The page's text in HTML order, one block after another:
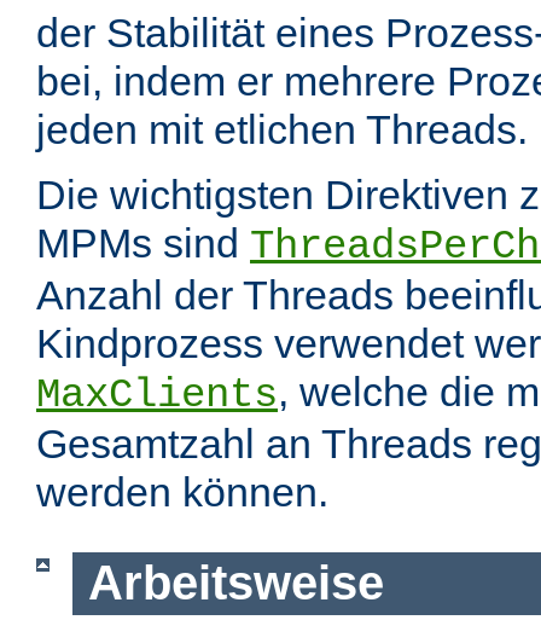
der Stabilität eines
bei, indem er mehrere
jeden mit etlichen Threads.
Die wichtigsten Direktiven
MPMs sind
Anzahl der Threads
Kindprozess verwendet
MaxClients, welche die
Gesamtzahl an Threads
werden können.
Arbeitsweise